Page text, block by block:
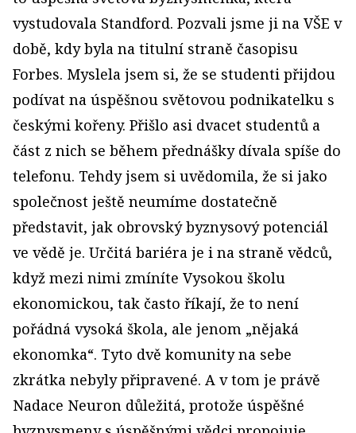
vystudovala Standford. Pozvali jsme ji na VŠE v
době, kdy byla na titulní straně časopisu
Forbes. Myslela jsem si, že se studenti přijdou
podívat na úspěšnou světovou podnikatelku s
českými kořeny. Přišlo asi dvacet studentů a
část z nich se během přednášky dívala spíše do
telefonu. Tehdy jsem si uvědomila, že si jako
společnost ještě neumíme dostatečně
představit, jak obrovský byznysový potenciál
ve vědě je. Určitá bariéra je i na straně vědců,
když mezi nimi zmíníte Vysokou školu
ekonomickou, tak často říkají, že to není
pořádná vysoká škola, ale jenom „nějaká
ekonomka“. Tyto dvě komunity na sebe
zkrátka nebyly připravené. A v tom je právě
Nadace Neuron důležitá, protože úspěšné